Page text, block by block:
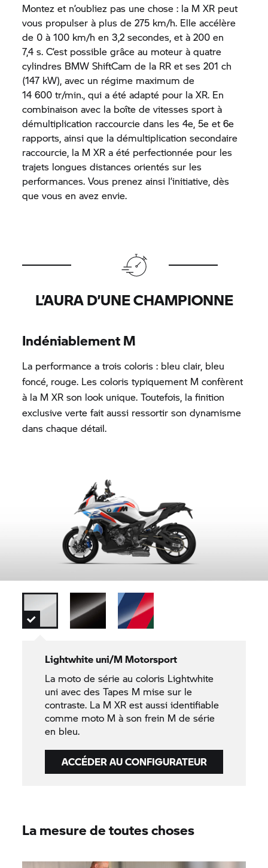
Montez et n’oubliez pas une chose : la M XR peut
vous propulser à plus de 275 km/h. Elle accélère
de 0 à 100 km/h en 3,2 secondes, et à 200 en
7,4 s. C’est possible grâce au moteur à quatre
cylindres BMW ShiftCam de la RR et ses 201 ch
(147 kW), avec un régime maximum de
14 600 tr/min., qui a été adapté pour la XR. En
combinaison avec la boîte de vitesses sport à
démultiplication raccourcie dans les 4e, 5e et 6e
rapports, ainsi que la démultiplication secondaire
raccourcie, la M XR a été perfectionnée pour les
trajets longues distances orientés sur les
performances. Vous prenez ainsi l’initiative, dès
que vous en avez envie.
L’AURA D’UNE CHAMPIONNE
Indéniablement M
La performance a trois coloris : bleu clair, bleu
foncé, rouge. Les coloris typiquement M confèrent
à la M XR son look unique. Toutefois, la finition
exclusive verte fait aussi ressortir son dynamisme
dans chaque détail.
Lightwhite uni/M Motorsport
La moto de série au coloris Lightwhite
uni avec des Tapes M mise sur le
contraste. La M XR est aussi identifiable
comme moto M à son frein M de série
en bleu.
ACCÉDER AU CONFIGURATEUR
La mesure de toutes choses